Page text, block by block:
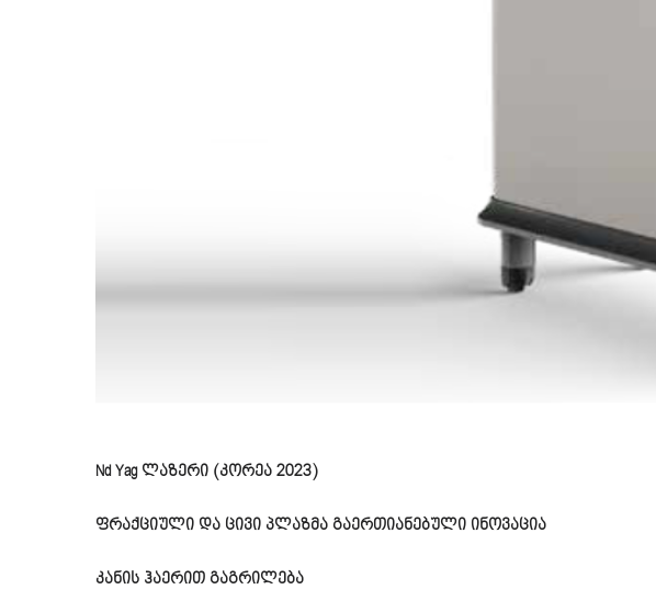
Nd Yag ლაზერი (კორეა 2023)
ფრაქციული და ცივი პლაზმა გაერთიანებული ინოვაცია
კანის ჰაერით გაგრილება